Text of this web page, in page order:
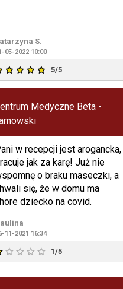
S.
05-2022 10:00
5/5
Medyczne Beta -
w recepcji jest arogancka,
jak za karę! Już nie
o braku maseczki, a
się, że w domu ma
dziecko na covid.
11-2021 16:34
1/5